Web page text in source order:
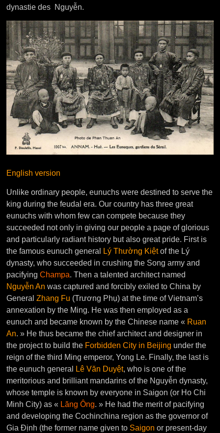
dynastie des Nguyễn.
English version
Unlike ordinary people, eunuchs were destined to serve the
king during the feudal era. Our country has three great
eunuchs with whom few can compete because they
succeeded not only in giving our people a page of glorious
and particularly radiant history but also great pride. First is
the famous eunuch general
Lý Thường Kiệtof the Lý
dynasty, who succeeded in crushing the Song army and
pacifyingChampa. Then a talented architect named
Nguyễn An was captured and forcibly exiled to China by
General Zhang Fu (Trương Phụ) at the time of Vietnam’s
annexation by the Ming. He was then employed as a
eunuch and became known by the Chinese name « Ruan
An. » He thus became the chief architect and designer in
the project to build the Forbidden City in Beijing under the
reign of the third Ming emperor, Yong Le. Finally, the last is
the eunuch general
Lê Văn Duyệt, who is one of the
meritorious and brilliant mandarins of the Nguyễn dynasty,
whose temple is known by everyone in Saigon (or Ho Chi
Minh City) as « Lăng Ông. » He had the merit of pacifying
and developing the Cochinchina region as the governor of
Gia Định (the former name given to Saigon or present-day